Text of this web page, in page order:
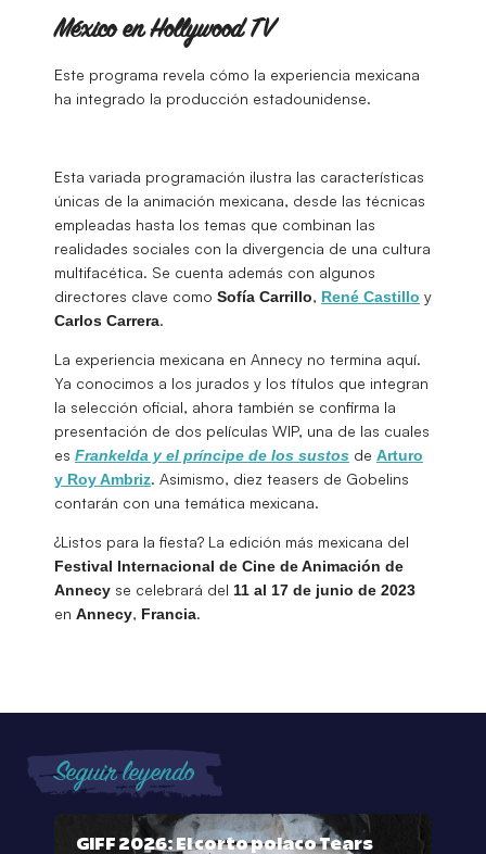
México en Hollywood TV
Este programa revela cómo la experiencia mexicana
ha integrado la producción estadounidense.
Esta variada programación ilustra las características
únicas de la animación mexicana, desde las técnicas
empleadas hasta los temas que combinan las
realidades sociales con la divergencia de una cultura
multifacética. Se cuenta además con algunos
directores clave como Sofía Carrillo, René Castillo y
Carlos Carrera.
La experiencia mexicana en Annecy no termina aquí.
Ya conocimos a los jurados y los títulos que integran
la selección oficial, ahora también se confirma la
presentación de dos películas WIP, una de las cuales
es Frankelda y el príncipe de los sustos de Arturo
y Roy Ambriz. Asimismo, diez teasers de Gobelins
contarán con una temática mexicana.
¿Listos para la fiesta? La edición más mexicana del
Festival Internacional de Cine de Animación de
Annecy se celebrará del 11 al 17 de junio de 2023
en Annecy, Francia.
Seguir leyendo
GIFF 2026: El corto polaco Tears